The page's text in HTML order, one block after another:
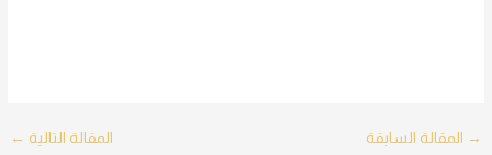
Post
→ المقالة السابقة المقالة التالية ←